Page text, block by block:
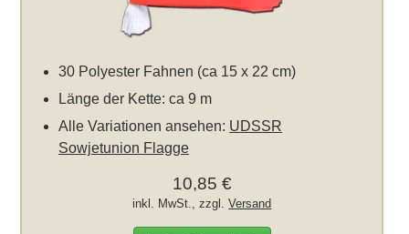
30 Polyester Fahnen (ca 15 x 22 cm)
Länge der Kette: ca 9 m
Alle Variationen ansehen: UDSSR
Sowjetunion Flagge
10,85 €
inkl. MwSt., zzgl.Versand